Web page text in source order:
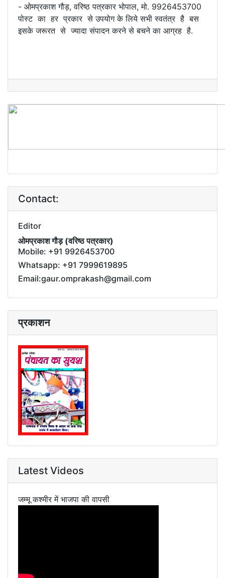
- ओमप्रकाश गौड़, वरिष्ठ पत्रकार भोपाल, मो. 9926453700
पोस्ट का हर प्रकार से उपयोग के लिये सभी स्वतंत्र है बस
इसके जरूरत से ज्यादा संपादन करने से बचने का आग्रह है.
Contact:
Editor
ओमप्रकाश गौड़ (वरिष्ठ पत्रकार)
Mobile: +91 9926453700
Whatsapp: +91 7999619895
Email:gaur.omprakash@gmail.com
प्रकाशन
Latest Videos
जम्मू कश्मीर में भाजपा की वापसी